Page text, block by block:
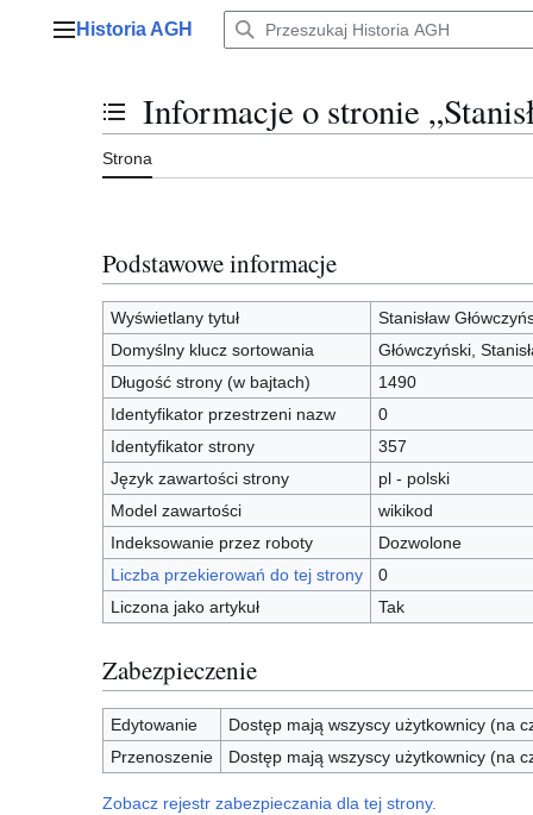
Menu główne
Historia AGH
Przełącz stan spisu treści
Informacje o stronie
Strona
Podstawowe informacje
Wyświetlany tytuł
Stanisław
Domyślny klucz sortowania
Główczyński,
Długość strony (w bajtach)
1490
Identyfikator przestrzeni nazw
0
Identyfikator strony
357
Język zawartości strony
pl - polski
Model zawartości
wikikod
Indeksowanie przez roboty
Dozwolone
Liczba przekierowań do tej strony
0
Liczona jako artykuł
Tak
Zabezpieczenie
Edytowanie
Dostęp mają wszyscy użytkownicy (na
Przenoszenie
Dostęp mają wszyscy użytkownicy (na
Zobacz rejestr zabezpieczania dla tej strony.